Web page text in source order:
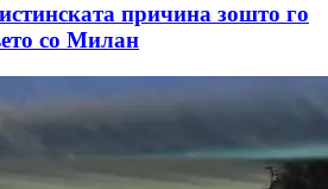
причина зошто го
со Милан